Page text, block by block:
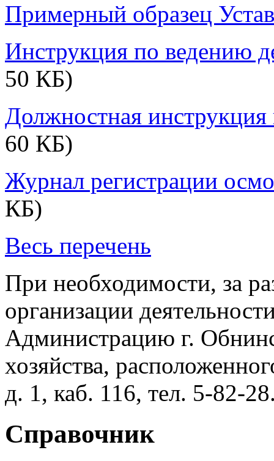
Примерный образец
Инструкция по ведению
50 КБ)
Должностная инструкция
60 КБ)
Журнал регистрации
КБ)
Весь перечень
При необходимости, за
организации
Администрацию г.
хозяйства,
д. 1, каб. 116, тел. 5-82-
Справочник